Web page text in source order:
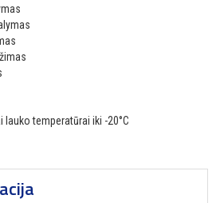
temperatūrai iki -20°C